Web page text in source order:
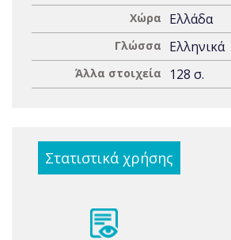
Χώρα Ελλάδα
Γλώσσα Ελληνικά
Άλλα στοιχεία 128 σ.
Στατιστικά χρήσης